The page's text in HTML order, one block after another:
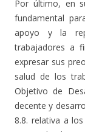
Por último, en
fundamental
apoyo y la
trabajadores a
expresar sus
salud de los
Objetivo de
decente y
8.8. relativa a